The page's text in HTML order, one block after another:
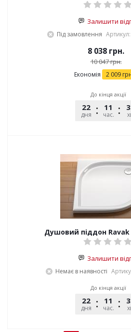
Залишити
Під замовлення
8 038 грн.
10 047грн.
Економія 2 009
До кінця акції
22
дня
11
час.
Душовий піддон Ravak
Залишити
Немає в наявності
До кінця акції
22
дня
11
час.